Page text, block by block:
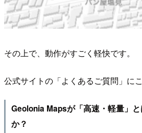
その上で、動作がすごく軽快です。
公式サイトの「よくあるご質問」に
Geolonia Mapsが「高速・軽量」
か？